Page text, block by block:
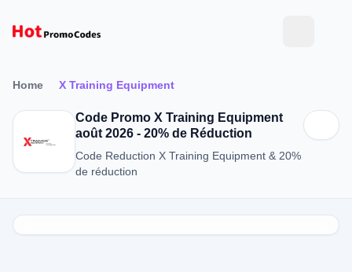
Home X Training Equipment
Code Promo X Training Equipment
août 2026 - 20% de Réduction
Code Reduction X Training Equipment & 20%
de réduction